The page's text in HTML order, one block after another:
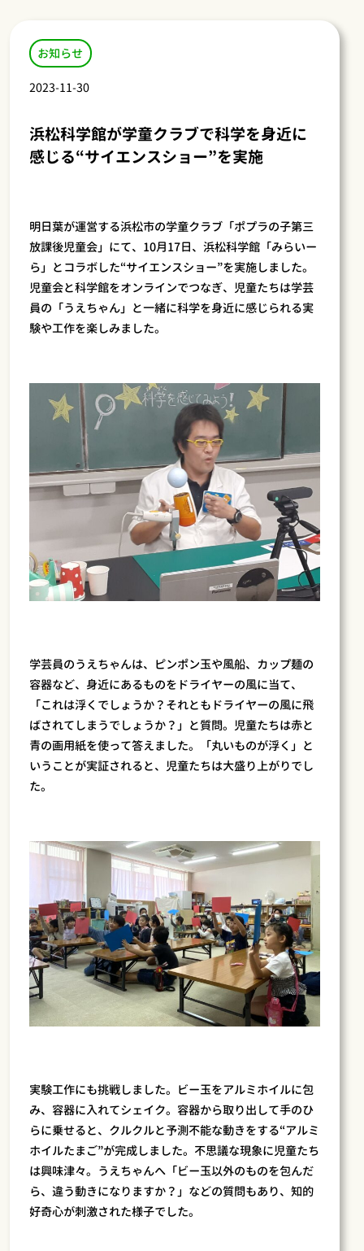
お知らせ
2023-11-30
浜松科学館が学童クラブで科学を身近に
感じる“サイエンスショー”を実施
明日葉が運営する浜松市の学童クラブ「ポプラの子第三
放課後児童会」にて、10月17日、浜松科学館「みらいー
ら」とコラボした“サイエンスショー”を実施しました。
児童会と科学館をオンラインでつなぎ、児童たちは学芸
員の「うえちゃん」と一緒に科学を身近に感じられる実
験や工作を楽しみました。
学芸員のうえちゃんは、ピンポン玉や風船、カップ麺の
容器など、身近にあるものをドライヤーの風に当て、
「これは浮くでしょうか？それともドライヤーの風に飛
ばされてしまうでしょうか？」と質問。児童たちは赤と
青の画用紙を使って答えました。「丸いものが浮く」と
いうことが実証されると、児童たちは大盛り上がりでし
た。
実験工作にも挑戦しました。ビー玉をアルミホイルに包
み、容器に入れてシェイク。容器から取り出して手のひ
らに乗せると、クルクルと予測不能な動きをする“アルミ
ホイルたまご”が完成しました。不思議な現象に児童たち
は興味津々。うえちゃんへ「ビー玉以外のものを包んだ
ら、違う動きになりますか？」などの質問もあり、知的
好奇心が刺激された様子でした。